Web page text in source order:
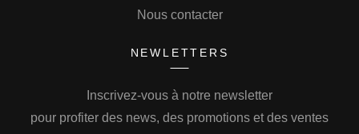
Nous contacter
NEWLETTERS
Inscrivez-vous à notre newsletter
pour profiter des news, des promotions et des ventes